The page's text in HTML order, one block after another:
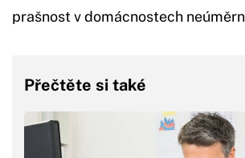
prašnost v domácnostech
Přečtěte si také